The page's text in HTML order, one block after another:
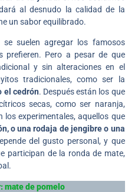
al desnudo la calidad de la
un sabor equilibrado.
suelen agregar los famosos
prefieren. Pero a pesar de que
y sin alteraciones en el
tradicionales, como ser la
el cedrón. Después están los que
secas, como ser naranja,
los experimentales, aquellos que
o una rodaja de jengibre o una
del gusto personal, y que
participan de la ronda de mate,
mate de pomelo